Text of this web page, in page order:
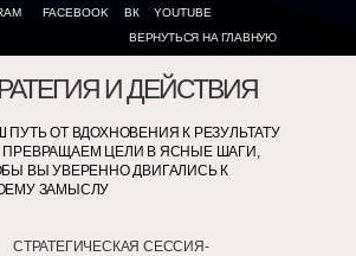
FACEBOOK ВК
YOUTUBE
ВЕРНУТЬСЯ НА ГЛАВНУЮ
И ДЕЙСТВИЯ
СТРАТЕГИЧЕСКАЯ СЕССИЯ-
ПУТЬ ОТ ВДОХНОВЕНИЯ К РЕЗУЛЬТАТУ
ЦЕЛИ В ЯСНЫЕ ШАГИ,
ВЫ УВЕРЕННО ДВИГАЛИСЬ К
ЗАМЫСЛУ